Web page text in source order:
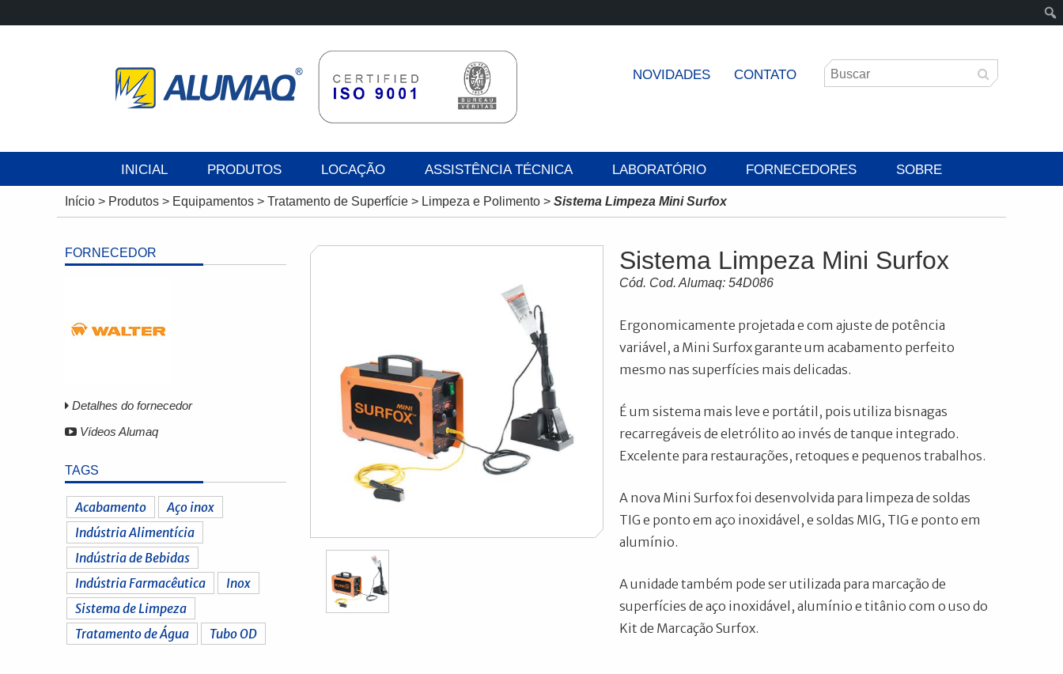
NOVIDADES CONTATO
INICIAL PRODUTOS LOCAÇÃO ASSISTÊNCIA TÉCNICA LABORATÓRIO FORNECEDORES SOBRE
Início > Produtos > Equipamentos > Tratamento de Superfície > Limpeza e Polimento > Sistema Limpeza Mini Surfox
FORNECEDOR
Detalhes do fornecedor
Vídeos Alumaq
TAGS
Acabamento
Aço inox
Indústria Alimentícia
Indústria de Bebidas
Indústria Farmacêutica
Inox
Sistema de Limpeza
Tratamento de Água
Tubo OD
Sistema Limpeza Mini Surfox
Cód. Cod. Alumaq: 54D086
Ergonomicamente projetada e com ajuste de potência
variável, a Mini Surfox garante um acabamento perfeito
mesmo nas superfícies mais delicadas.
É um sistema mais leve e portátil, pois utiliza bisnagas
recarregáveis de eletrólito ao invés de tanque integrado.
Excelente para restaurações, retoques e pequenos trabalhos.
A nova Mini Surfox foi desenvolvida para limpeza de soldas
TIG e ponto em aço inoxidável, e soldas MIG, TIG e ponto em
alumínio.
A unidade também pode ser utilizada para marcação de
superfícies de aço inoxidável, alumínio e titânio com o uso do
Kit de Marcação Surfox.